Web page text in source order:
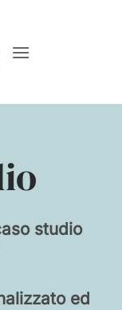
studio
ed